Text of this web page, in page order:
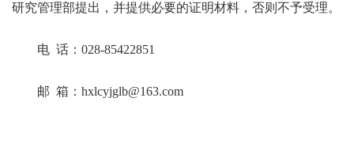
研究管理部提出，并提供必要的证明材料，否则不予受理。
电 话： 028-85422851
邮 箱： hxlcyjglb@163.com